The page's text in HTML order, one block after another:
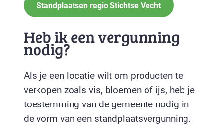
Standplaatsen regio Stichtse Vecht
Heb ik een vergunning
nodig?
Als je een locatie wilt om producten te
verkopen zoals vis, bloemen of ijs, heb je
toestemming van de gemeente nodig in
de vorm van een standplaatsvergunning.